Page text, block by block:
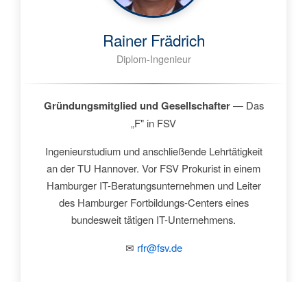
Rainer Frädrich
Diplom-Ingenieur
Gründungsmitglied und Gesellschafter— Das
„F" in FSV
Ingenieurstudium und anschließende Lehrtätigkeit
an der TU Hannover. Vor FSV Prokurist in einem
Hamburger IT-Beratungsunternehmen und Leiter
des Hamburger Fortbildungs-Centers eines
bundesweit tätigen IT-Unternehmens.
✉ rfr@fsv.de